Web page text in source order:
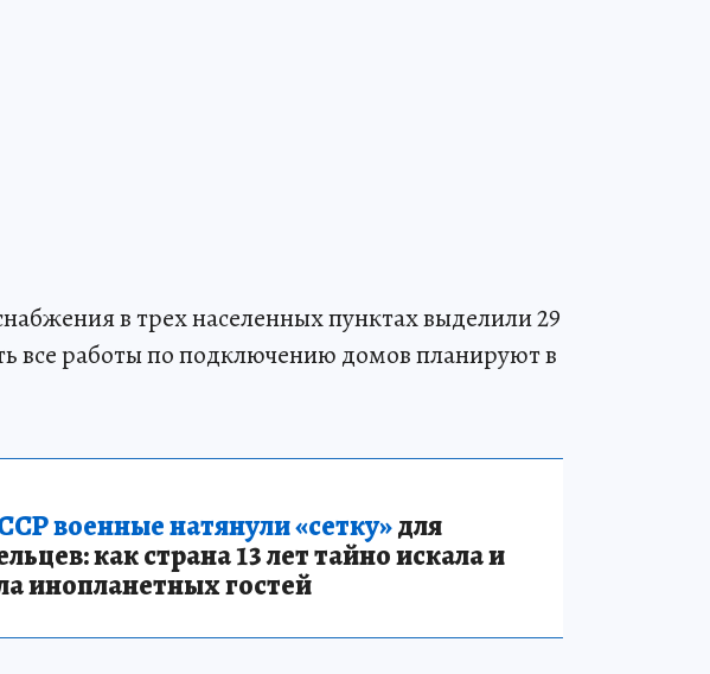
в трех населенных пунктах выделили 29
все работы по подключению домов планируют в
военные натянули «сетку»для
как страна 13 лет тайно искала и
инопланетных гостей